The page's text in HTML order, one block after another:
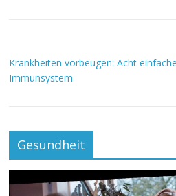
Krankheiten vorbeugen: Acht
Immunsystem
Gesundheit